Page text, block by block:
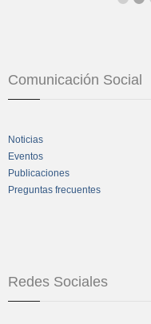
Comunicación Social
Noticias
Eventos
Publicaciones
Preguntas frecuentes
Redes Sociales